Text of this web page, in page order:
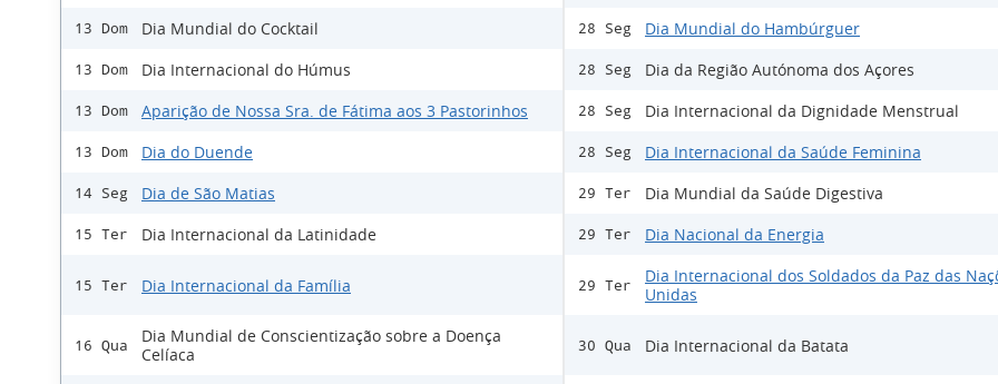
13 Dom Dia Mundial do Cocktail
13 Dom Dia Internacional do Húmus
13 Dom Aparição de Nossa Sra. de Fátima aos 3 Pastorinhos
13 Dom Dia do Duende
14 Seg Dia de São Matias
15 Ter Dia Internacional da Latinidade
15 Ter Dia Internacional da Família
16 Qua
Dia Mundial de Conscientização sobre a Doença
Celíaca
28 Seg Dia Mundial do Hambúrguer
28 Seg Dia da Região Autónoma dos Açores
28 Seg Dia Internacional da Dignidade Menstrual
28 Seg Dia Internacional da Saúde Feminina
29 Ter Dia Mundial da Saúde Digestiva
29 Ter Dia Nacional da Energia
29 Ter
Dia Internacional dos Soldados da Paz das
Unidas
30 Qua Dia Internacional da Batata